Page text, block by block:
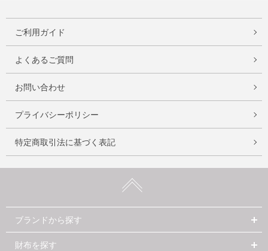
ご利用ガイド
よくあるご質問
お問い合わせ
プライバシーポリシー
特定商取引法に基づく表記
ブランドから探す
財布を探す